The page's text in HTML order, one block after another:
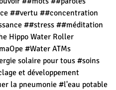
##vertu ##concentration
##stress ##méditation
Hippo Water Roller
#Water ATMs
solaire pour tous #soins
et développement
la pneumonie #l'eau potable